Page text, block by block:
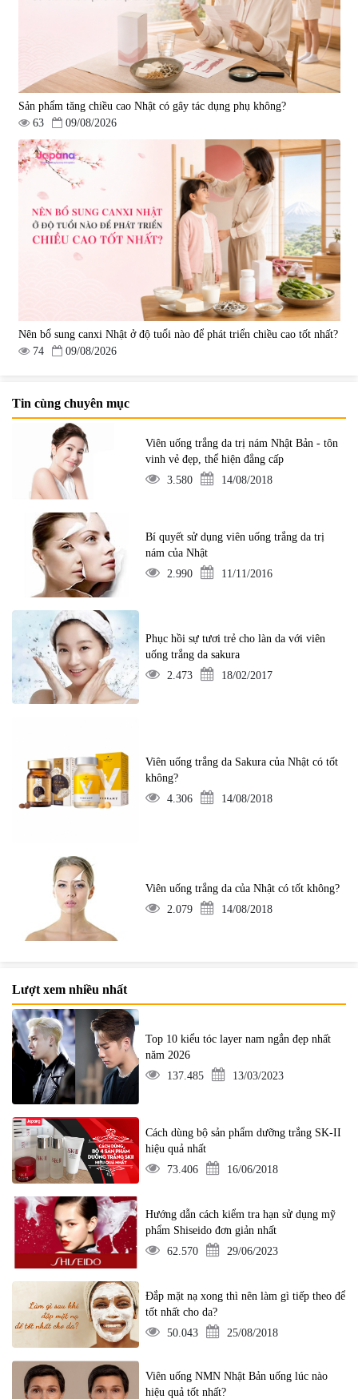
Sản phẩm tăng chiều cao Nhật có gây tác dụng phụ không?
63
09/08/2026
Nên bổ sung canxi Nhật ở độ tuổi nào để phát triển chiều cao tốt nhất?
74
09/08/2026
Tin cùng chuyên mục
Viên uống trắng da trị nám Nhật Bản - tôn
vinh vẻ đẹp, thể hiện đẳng cấp
3.580
14/08/2018
Bí quyết sử dụng viên uống trắng da trị
nám của Nhật
2.990
11/11/2016
Phục hồi sự tươi trẻ cho làn da với viên
uống trắng da sakura
2.473
18/02/2017
Viên uống trắng da Sakura của Nhật có tốt
không?
4.306
14/08/2018
Viên uống trắng da của Nhật có tốt không?
2.079
14/08/2018
Lượt xem nhiều nhất
Top 10 kiểu tóc layer nam ngắn đẹp nhất
năm 2026
137.485
13/03/2023
Cách dùng bộ sản phẩm dưỡng trắng SK-II
hiệu quả nhất
73.406
16/06/2018
Hướng dẫn cách kiểm tra hạn sử dụng mỹ
phẩm Shiseido đơn giản nhất
62.570
29/06/2023
Đắp mặt nạ xong thì nên làm gì tiếp theo để
tốt nhất cho da?
50.043
25/08/2018
Viên uống NMN Nhật Bản uống lúc nào
hiệu quả tốt nhất?